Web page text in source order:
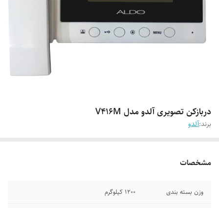
دربازکن تصویری آلدو مدل V416M
برند:آلدو
مشخصات
وزن بسته بندی 1200 کیلوگرم